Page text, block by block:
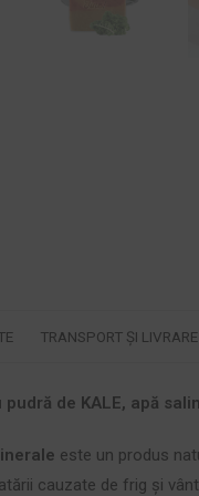
TRANSPORT ȘI LIVRARE
de KALE, apă
este un produs
cauzate de frig şi